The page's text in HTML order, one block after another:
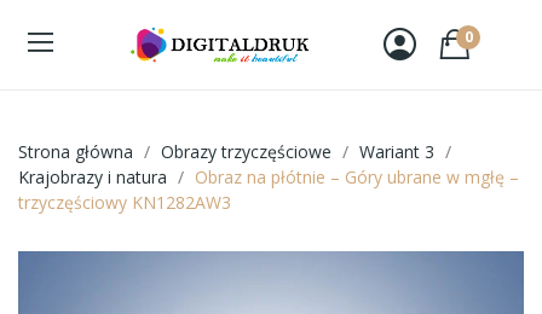
0
Strona główna Obrazy trzyczęściowe
Wariant 3
Krajobrazy i natura
Obraz na płótnie – Góry ubrane w mgłę –
trzyczęściowy KN1282AW3